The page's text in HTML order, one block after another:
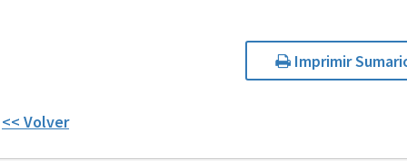
Imprimir
<< Volver